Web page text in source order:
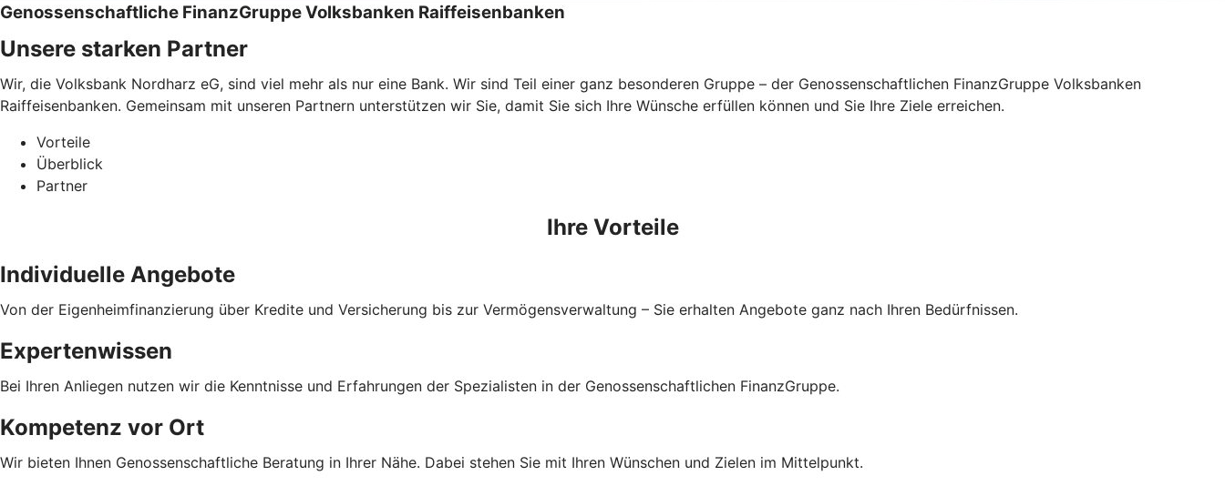
Genossenschaftliche FinanzGruppe Volksbanken Raiffeisenbanken
Unsere starken Partner
Wir, die Volksbank Nordharz eG, sind viel mehr als nur eine Bank. Wir sind Teil einer ganz besonderen Gruppe – der Genossenschaftlichen FinanzGruppe Volksbanken
Raiffeisenbanken. Gemeinsam mit unseren Partnern unterstützen wir Sie, damit Sie sich Ihre Wünsche erfüllen können und Sie Ihre Ziele erreichen.
Vorteile
Überblick
Partner
Ihre Vorteile
Individuelle Angebote
Von der Eigenheimfinanzierung über Kredite und Versicherung bis zur Vermögensverwaltung – Sie erhalten Angebote ganz nach Ihren Bedürfnissen.
Expertenwissen
Bei Ihren Anliegen nutzen wir die Kenntnisse und Erfahrungen der Spezialisten in der Genossenschaftlichen FinanzGruppe.
Kompetenz vor Ort
Wir bieten Ihnen Genossenschaftliche Beratung in Ihrer Nähe. Dabei stehen Sie mit Ihren Wünschen und Zielen im Mittelpunkt.